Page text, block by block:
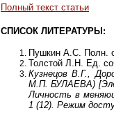
Полный текст статьи
СПИСОК ЛИТЕРАТУРЫ:
Пушкин А.С. Полн.
Толстой Л.Н. Ед.
Кузнецов В.Г.,
М.П. БУЛАЕВА)
Личность в
1 (12). Режим